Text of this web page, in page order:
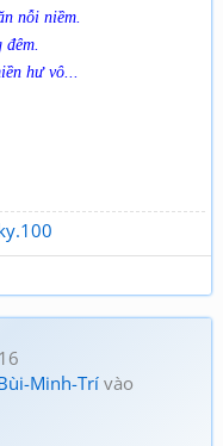
nỗi niềm.
hư vô...
Minh-Trí vào